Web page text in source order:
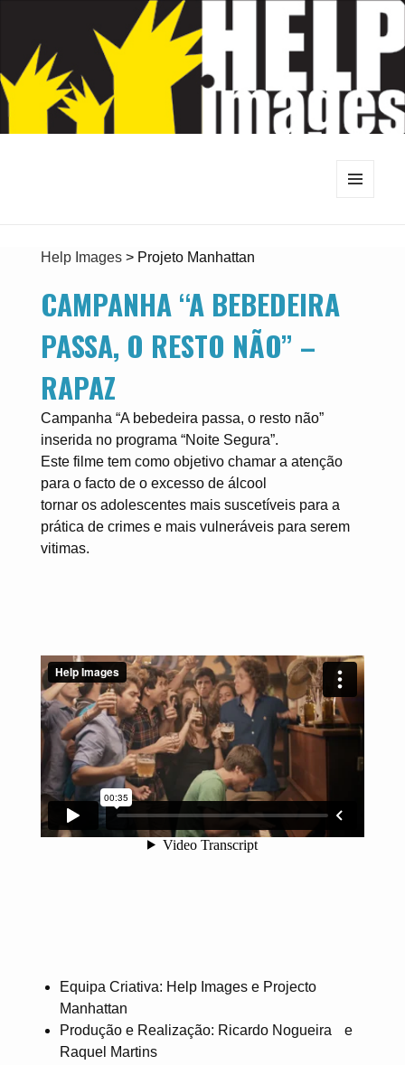
Help Images> Projeto Manhattan
CAMPANHA “A BEBEDEIRA
PASSA, O RESTO NÃO” –
RAPAZ
Campanha “A bebedeira passa, o resto não”
inserida no programa “Noite Segura”.
Este filme tem como objetivo chamar a atenção
para o facto de o excesso de álcool
tornar os adolescentes mais suscetíveis para a
prática de crimes e mais vulneráveis para serem
vitimas.
Equipa Criativa: Help Images e Projecto
Manhattan
Produção e Realização: Ricardo Nogueira e
Raquel Martins